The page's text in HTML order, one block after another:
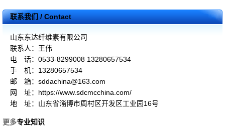
联系我们 / Contact
山东东达纤维素有限公司
联系人：王伟
电 话：0533-8299008 13280657534
手 机：13280657534
邮 箱：sddachina@163.com
网 址：https://www.sdcmcchina.com/
地 址：山东省淄博市周村区开发区工业园16号
更多专业知识